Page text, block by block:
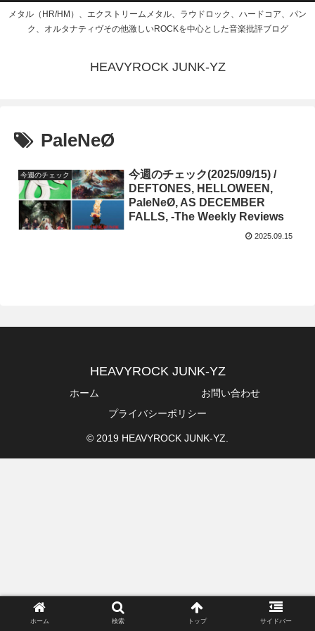
メタル（HR/HM）、エクストリームメタル、ラウドロック、ハードコア、パン
ク、オルタナティヴその他激しいROCKを中心とした音楽批評ブログ
HEAVYROCK JUNK-YZ
PaleNeØ
今週のチェック
今週のチェック(2025/09/15) /
DEFTONES, HELLOWEEN,
PaleNeØ, AS DECEMBER
FALLS, -The Weekly Reviews
2025.09.15
HEAVYROCK JUNK-YZ
ホーム
お問い合わせ
プライバシーポリシー
© 2019 HEAVYROCK JUNK-YZ.
ホーム 検索 トップ サイドバー